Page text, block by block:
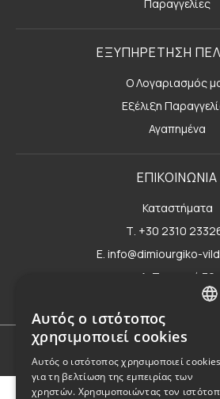
Παραγγελίες
ΕΞΥΠΗΡΕΤΗΣΗ
Ο Λογαριασμός
Εξέλιξη
Αγαπημένα
ΕΠΙΚΟΙΝΩΝΙΑ
Καταστήματα
Τ. +30 2310
E. info@dimiourgiko-
Δ. Τσιμισκή 70
Φόρμα
Αυτός ο ιστότοπος
χρησιμοποιεί cookies
Αυτός ο ιστότοπος χρησιμοποιεί cookies
για τη βελτίωση της εμπειρίας των
χρηστών. Χρησιμοποιώντας τον